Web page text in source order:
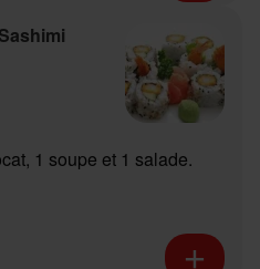
1 soupe et 1 salade.